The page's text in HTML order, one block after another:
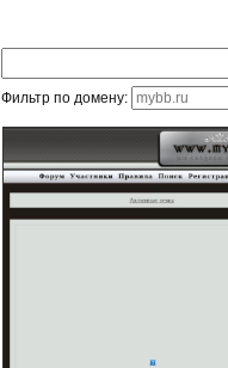
Фильтр по домену: